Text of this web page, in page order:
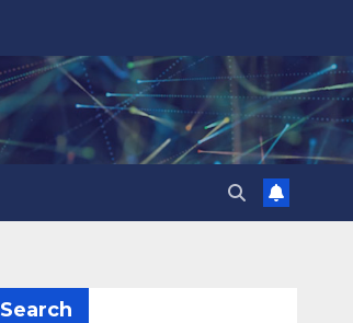
Search